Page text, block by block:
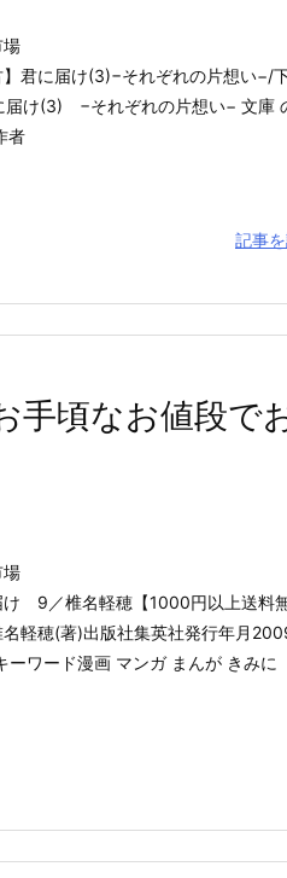
場
】君に届け(3)−それぞれの片想い−/
け(3) −それぞれの片想い− 文庫
者
記事
手頃なお値段で
場
け 9／椎名軽穂【1000円以上送料無
名軽穂(著)出版社集英社発行年月
ーワード漫画 マンガ まんが きみに